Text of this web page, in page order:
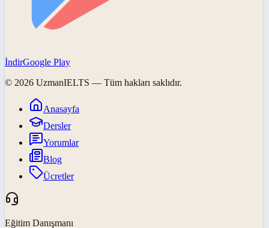
İndirGoogle Play
© 2026 UzmanIELTS — Tüm hakları saklıdır.
Anasayfa
Dersler
Yorumlar
Blog
Ücretler
Eğitim Danışmanı